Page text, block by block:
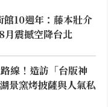
館10週年：藤本壯介
月震撼空降台北
線！造訪「台版神
景窯烤披薩與人氣私